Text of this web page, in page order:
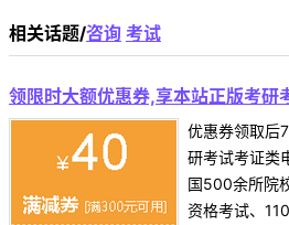
相关话题/咨询 考试
领限时大额优惠券,享本站正版考研
优惠券领取后
研考试考证类
国500余所院
资格考试、